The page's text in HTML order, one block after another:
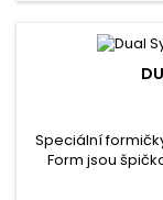
Speciální
Form jsou
těchto formiček